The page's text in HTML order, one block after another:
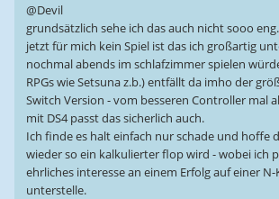
@Devil
grundsätzlich sehe ich das auch nicht sooo
jetzt für mich kein Spiel ist das ich großartig
nochmal abends im schlafzimmer spielen
RPGs wie Setsuna z.b.) entfällt da imho der
Switch Version - vom besseren Controller mal
mit DS4 passt das sicherlich auch.
Ich finde es halt einfach nur schade und hoffe
wieder so ein kalkulierter flop wird - wobei ich
ehrliches interesse an einem Erfolg auf einer
unterstelle.